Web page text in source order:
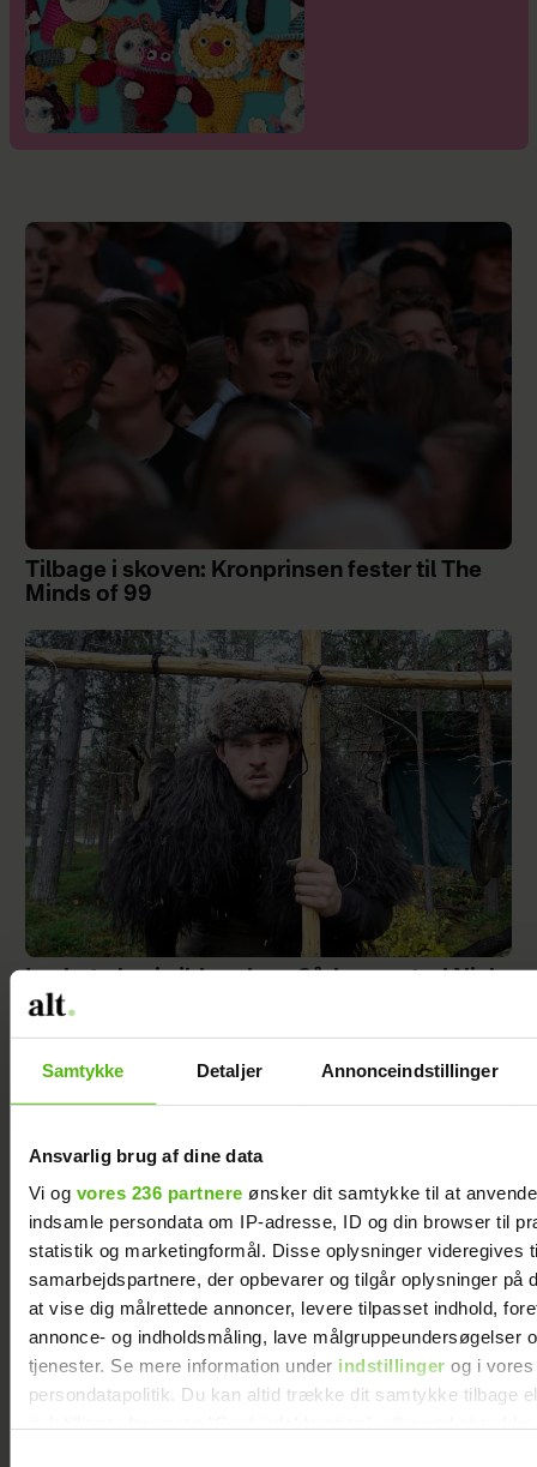
Samtykke Detaljer Annonceindstillinger
Ansvarlig brug af dine data
Vi og vores 236 partnere ønsker dit samtykke til at
indsamle persondata om IP-adresse, ID og din browser til
statistik og marketingformål. Disse oplysninger videregives
samarbejdspartnere, der opbevarer og tilgår oplysninger på
at vise dig målrettede annoncer, levere tilpasset indhold,
annonce- og indholdsmåling, lave målgruppeundersøgelser
tjenester. Se mere information under indstillinger og i vores
persondatapolitik. Du kan altid trække dit samtykke tilbage
Tilbage i skoven: Kronprinsen fester til The
Minds of 99
Nævesvin
Min veninde vil tage børnene fra deres far -
men jeg forstår ikke hendes grund